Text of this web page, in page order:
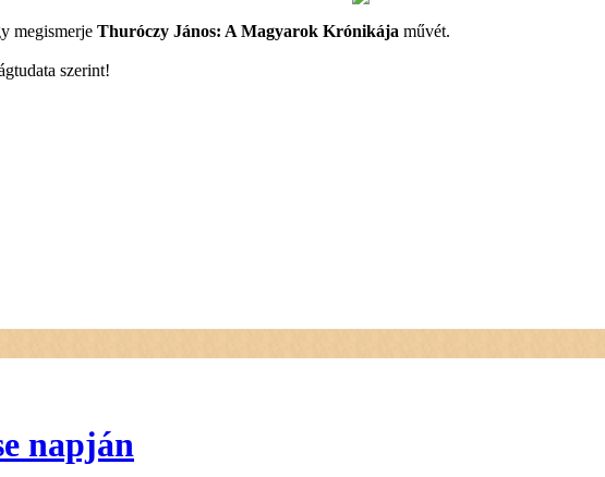
megismerje Thuróczy János: A Magyarok Krónikája művét.
szerint!
napján